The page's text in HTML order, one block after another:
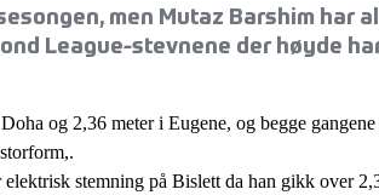
men Mutaz Barshim har
League-stevnene der høyde
og 2,36 meter i Eugene, og begge
stemning på Bislett da han gikk over